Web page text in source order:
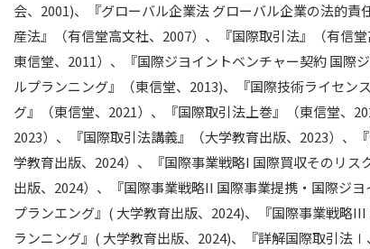
会、2001)、『グローバル企業法 グローバル企業の法的責
産法』（有信堂高文社、2007）、『国際取引法』（有信
東信堂、2011）、『国際ジヨイントベンチャー契約 国際
ルプランニング』（東信堂、2013)、『国際技術ライセン
グ』（東信堂、2021）、『国際取引法上巻』（東信堂、
2023）、『国際取引法講義』（大学教育出版、2023）、
学教育出版、2024）、『国際事業戦略I 国際買収そのリ
出版、2024）、『国際事業戦略II 国際事業提携・国際ジ
プランエング』( 大学教育出版、2024)、『国際事業戦略
ランニング』( 大学教育出版、2024)、『詳解国際取引法